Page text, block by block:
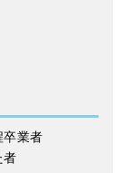
卒業者
者